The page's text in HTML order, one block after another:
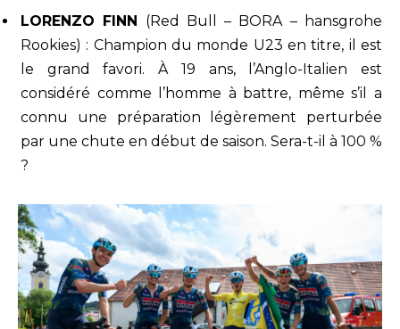
LORENZO FINN (Red Bull – BORA – hansgrohe
Rookies) : Champion du monde U23 en titre, il est
le grand favori. À 19 ans, l’Anglo-Italien est
considéré comme l’homme à battre, même s’il a
connu une préparation légèrement perturbée
par une chute en début de saison. Sera-t-il à 100 %
?